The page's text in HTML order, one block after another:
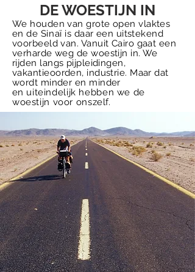
DE WOESTIJN IN
We houden van grote open vlaktes
en de Sinaïis daar een uitstekend
voorbeeld van. Vanuit Cairo gaat een
verharde weg de woestijn in. We
rijden langs pijpleidingen,
vakantieoorden, industrie. Maar dat
wordt minder en minder
en uiteindelijk hebben we de
woestijn voor onszelf.